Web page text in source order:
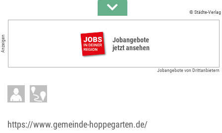
© Städte-Verlag
Anzeigen
Jobangebote
jetzt ansehen
Jobangebote von Drittanbietern
https://www.gemeinde-hoppegarten.de/